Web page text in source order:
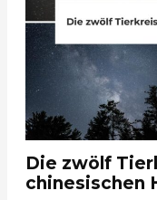
Die zwölf
chinesischen